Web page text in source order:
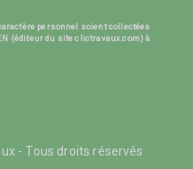
personnel soient collectées
(éditeur du site clictravaux.com) à
- Tous droits réservés